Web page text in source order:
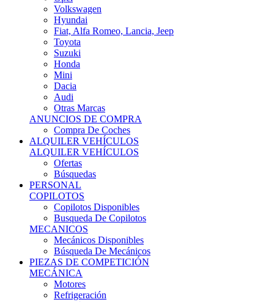
Hyundai
Fiat, Alfa Romeo, Lancia, Jeep
Toyota
Suzuki
Honda
Mini
Dacia
Audi
Otras Marcas
ANUNCIOS DE COMPRA
Compra De Coches
ALQUILER VEHÍCULOS
ALQUILER VEHÍCULOS
Ofertas
Búsquedas
PERSONAL
COPILOTOS
Copilotos Disponibles
Busqueda De Copilotos
MECANICOS
Mecánicos Disponibles
Búsqueda De Mecánicos
PIEZAS DE COMPETICIÓN
MECÁNICA
Motores
Refrigeración
Electrónica